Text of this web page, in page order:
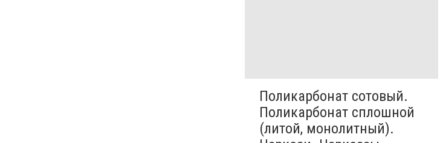
Поликарбонат сотовый.
Поликарбонат сплошной
(литой, монолитный).